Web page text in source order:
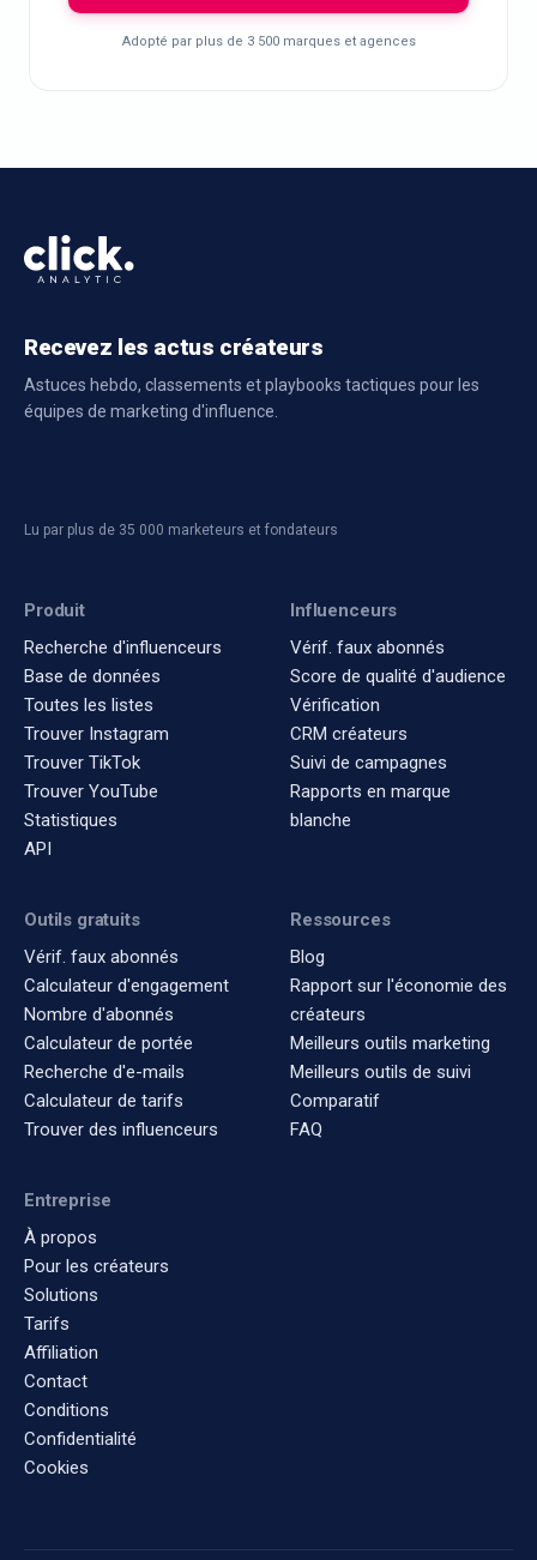
Adopté par plus de 3 500 marques et agences
Recevez les actus créateurs
Astuces hebdo, classements et playbooks tactiques pour les
équipes de marketing d'influence.
Lu par plus de 35 000 marketeurs et fondateurs
Produit
Recherche d'influenceurs
Base de données
Toutes les listes
Trouver Instagram
Trouver TikTok
Trouver YouTube
Statistiques
API
Influenceurs
Vérif. faux abonnés
Score de qualité d'audience
Vérification
CRM créateurs
Suivi de campagnes
Rapports en marque
blanche
Outils gratuits
Vérif. faux abonnés
Calculateur d'engagement
Nombre d'abonnés
Calculateur de portée
Recherche d'e-mails
Calculateur de tarifs
Trouver des influenceurs
Ressources
Blog
Rapport sur l'économie des
créateurs
Meilleurs outils marketing
Meilleurs outils de suivi
Comparatif
FAQ
Entreprise
À propos
Pour les créateurs
Solutions
Tarifs
Affiliation
Contact
Conditions
Confidentialité
Cookies